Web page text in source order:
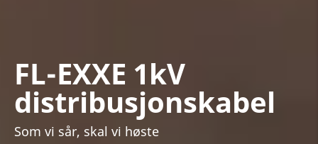
FL-EXXE 1kV
distribusjonskabel
Som vi sår, skal vi høste